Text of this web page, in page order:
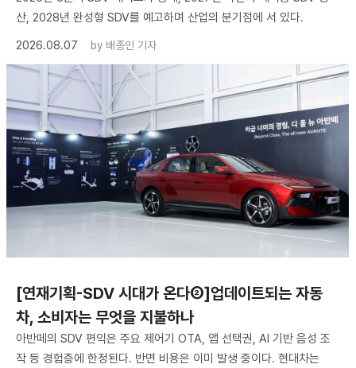
산, 2028년 완성형 SDV를 예고하며 산업의 분기점에 서 있다.
2026.08.07
by 배종인 기자
[연재기획-SDV 시대가 온다②]업데이트되는 자동
차, 소비자는 무엇을 지불하나
아반떼의 SDV 편익은 주요 제어기 OTA, 앱 선택권, AI 기반 음성 조
작 등 경험층에 한정된다. 반면 비용은 이미 발생 중이다. 현대차는